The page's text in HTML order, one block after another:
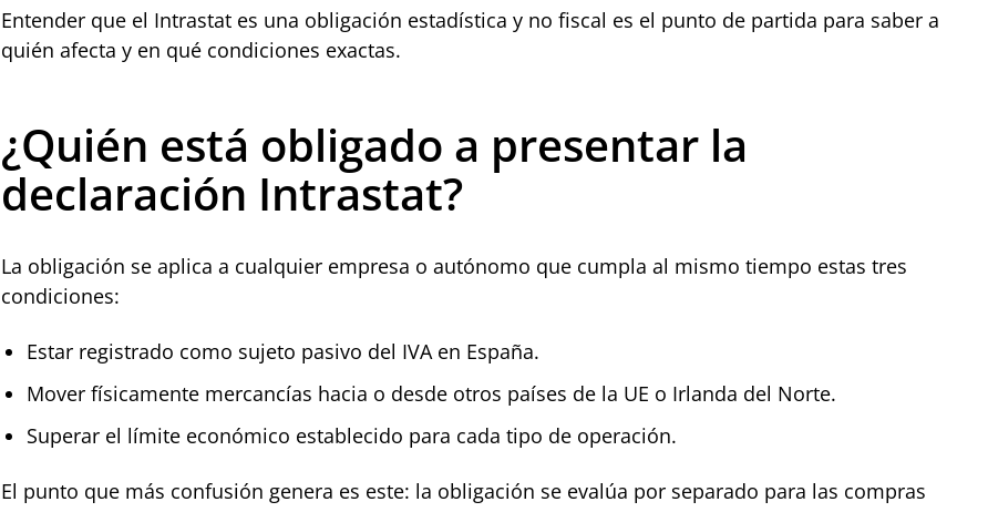
Entender que el Intrastat es una obligación estadística y no fiscal es el punto de partida para saber a
quién afecta y en qué condiciones exactas.
¿Quién está obligado a presentar la
declaración Intrastat?
La obligación se aplica a cualquier empresa o autónomo que cumpla al mismo tiempo estas tres
condiciones:
Estar registrado como sujeto pasivo del IVA en España.
Mover físicamente mercancías hacia o desde otros países de la UE o Irlanda del Norte.
Superar el límite económico establecido para cada tipo de operación.
El punto que más confusión genera es este: la obligación se evalúa por separado para las compras